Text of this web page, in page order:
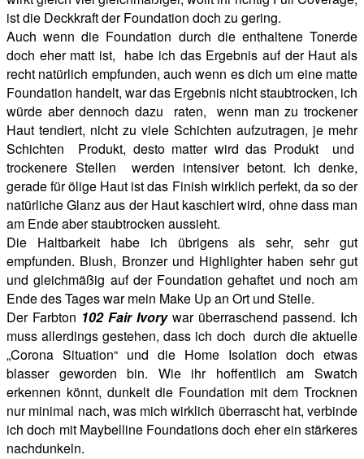
ist die Deckkraft der Foundation doch zu gering.
Auch wenn die Foundation durch die enthaltene Tonerde
doch eher matt ist, habe ich das Ergebnis auf der Haut als
recht natürlich empfunden, auch wenn es dich um eine matte
Foundation handelt, war das Ergebnis nicht staubtrocken, ich
würde aber dennoch dazu raten, wenn man zu trockener
Haut tendiert, nicht zu viele Schichten aufzutragen, je mehr
Schichten Produkt, desto matter wird das Produkt und
trockenere Stellen werden intensiver betont. Ich denke,
gerade für ölige Haut ist das Finish wirklich perfekt, da so der
natürliche Glanz aus der Haut kaschiert wird, ohne dass man
am Ende aber staubtrocken aussieht.
Die Haltbarkeit habe ich übrigens als sehr, sehr gut
empfunden. Blush, Bronzer und Highlighter haben sehr gut
und gleichmäßig auf der Foundation gehaftet und noch am
Ende des Tages war mein Make Up an Ort und Stelle.
Der Farbton 102 Fair Ivorywar überraschend passend. Ich
muss allerdings gestehen, dass ich doch durch die aktuelle
„Corona Situation“ und die Home Isolation doch etwas
blasser geworden bin. Wie ihr hoffentlich am Swatch
erkennen könnt, dunkelt die Foundation mit dem Trocknen
nur minimal nach, was mich wirklich überrascht hat, verbinde
ich doch mit Maybelline Foundations doch eher ein stärkeres
nachdunkeln.